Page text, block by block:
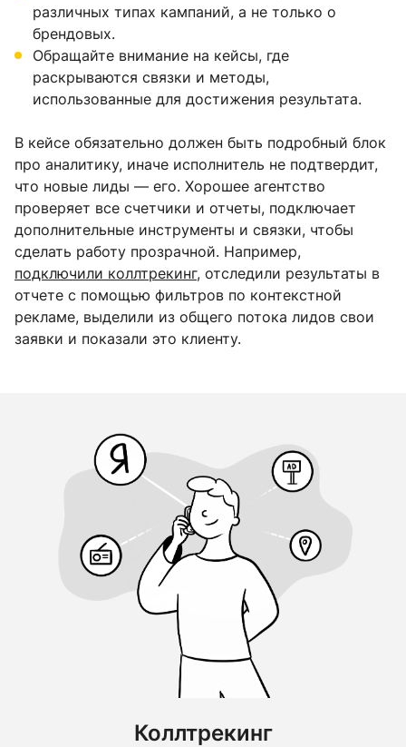
различных типах кампаний, а не только о
брендовых.
Обращайте внимание на кейсы, где
раскрываются связки и методы,
использованные для достижения результата.
В кейсе обязательно должен быть подробный блок
про аналитику, иначе исполнитель не подтвердит,
что новые лиды — его. Хорошее агентство
проверяет все счетчики и отчеты, подключает
дополнительные инструменты и связки, чтобы
сделать работу прозрачной. Например,
подключили коллтрекинг, отследили результаты в
отчете с помощью фильтров по контекстной
рекламе, выделили из общего потока лидов свои
заявки и показали это клиенту.
Коллтрекинг